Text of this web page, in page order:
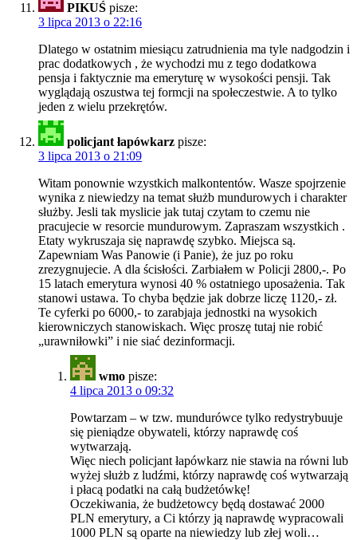
PIKUŚ pisze:
3 lipca 2013 o 22:16
Dlatego w ostatnim miesiącu zatrudnienia ma tyle nadgodzin i
prac dodatkowych , że wychodzi mu z tego dodatkowa
pensja i faktycznie ma emeryturę w wysokości pensji. Tak
wyglądają oszustwa tej formcji na społeczestwie. A to tylko
jeden z wielu przekrętów.
policjant łapówkarz pisze:
3 lipca 2013 o 21:09
Witam ponownie wzystkich malkontentów. Wasze spojrzenie
wynika z niewiedzy na temat służb mundurowych i charakter
służby. Jesli tak myslicie jak tutaj czytam to czemu nie
pracujecie w resorcie mundurowym. Zapraszam wszystkich .
Etaty wykruszaja się naprawdę szybko. Miejsca są.
Zapewniam Was Panowie (i Panie), że juz po roku
zrezygnujecie. A dla ścisłości. Zarbiałem w Policji 2800,-. Po
15 latach emerytura wynosi 40 % ostatniego uposażenia. Tak
stanowi ustawa. To chyba będzie jak dobrze liczę 1120,- zł.
Te cyferki po 6000,- to zarabjaja jednostki na wysokich
kierowniczych stanowiskach. Więc proszę tutaj nie robić
„urawniłowki” i nie siać dezinformacji.
wmo pisze:
4 lipca 2013 o 09:32
Powtarzam – w tzw. mundurówce tylko redystrybuuje
się pieniądze obywateli, którzy naprawdę coś
wytwarzają.
Więc niech policjant łapówkarz nie stawia na równi lub
wyżej służb z ludźmi, którzy naprawdę coś wytwarzają
i płacą podatki na całą budżetówkę!
Oczekiwania, że budżetowcy będą dostawać 2000
PLN emerytury, a Ci którzy ją naprawdę wypracowali
1000 PLN są oparte na niewiedzy lub złej woli…